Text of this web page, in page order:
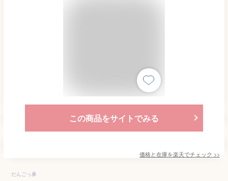
この商品をサイトでみる
価格と在庫を楽天でチェック >>
だんごっ鼻